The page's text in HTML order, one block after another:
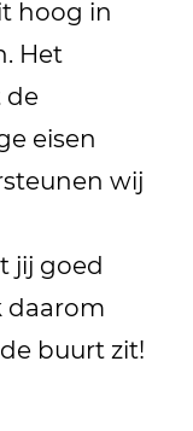
hoog in
Het
de
eisen
wij
jij goed
daarom
buurt zit!